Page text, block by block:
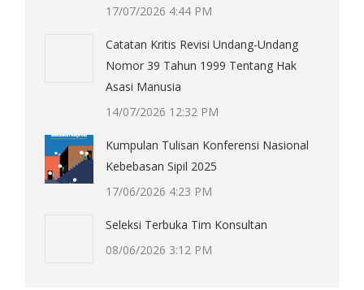
17/07/2026 4:44 PM
Catatan Kritis Revisi Undang-Undang
Nomor 39 Tahun 1999 Tentang Hak
Asasi Manusia
14/07/2026 12:32 PM
Kumpulan Tulisan Konferensi Nasional
Kebebasan Sipil 2025
17/06/2026 4:23 PM
Seleksi Terbuka Tim Konsultan
08/06/2026 3:12 PM